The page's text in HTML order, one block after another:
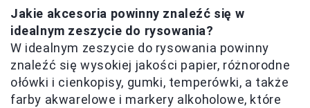
Jakie akcesoria powinny znaleźć się w
idealnym zeszycie do rysowania?
W idealnym zeszycie do rysowania powinny
znaleźć się wysokiej jakości papier, różnorodne
ołówki i cienkopisy, gumki, temperówki, a także
farby akwarelowe i markery alkoholowe, które